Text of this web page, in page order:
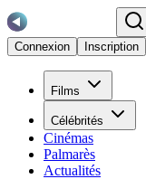
Connexion
Inscription
Films
Célébrités
Cinémas
Palmarès
Actualités